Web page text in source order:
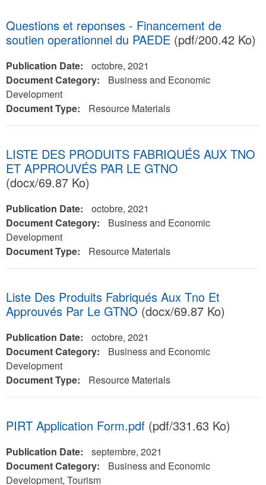
Questions et reponses - Financement de
soutien operationnel du PAEDE (pdf/200.42 Ko)
Publication Date:
octobre, 2021
Document Category:
Business and Economic
Development
Document Type:
Resource Materials
LISTE DES PRODUITS FABRIQUÉS AUX TNO
ET APPROUVÉS PAR LE GTNO
(docx/69.87 Ko)
Publication Date:
octobre, 2021
Document Category:
Business and Economic
Development
Document Type:
Resource Materials
Liste Des Produits Fabriqués Aux Tno Et
Approuvés Par Le GTNO (docx/69.87 Ko)
Publication Date:
octobre, 2021
Document Category:
Business and Economic
Development
Document Type:
Resource Materials
PIRT Application Form.pdf (pdf/331.63 Ko)
Publication Date:
septembre, 2021
Document Category:
Business and Economic
Development, Tourism